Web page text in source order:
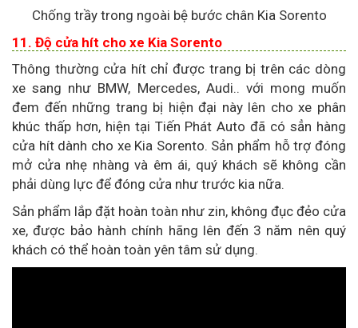
Chống trầy trong ngoài bệ bước chân Kia Sorento
11. Độ cửa hít cho xe Kia Sorento
Thông thường cửa hít chỉ được trang bị trên các dòng
xe sang như BMW, Mercedes, Audi.. với mong muốn
đem đến những trang bị hiện đại này lên cho xe phân
khúc thấp hơn, hiện tại Tiến Phát Auto đã có sẳn hàng
cửa hít dành cho xe Kia Sorento. Sản phẩm hỗ trợ đóng
mở cửa nhẹ nhàng và êm ái, quý khách sẽ không cần
phải dùng lực để đóng cửa như trước kia nữa.
Sản phẩm lắp đặt hoàn toàn như zin, không đục đẻo cửa
xe, được bảo hành chính hãng lên đến 3 năm nên quý
khách có thể hoàn toàn yên tâm sử dụng.